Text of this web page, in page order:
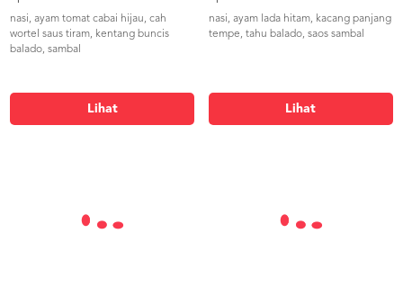
nasi, ayam tomat cabai hijau, cah
wortel saus tiram, kentang buncis
balado, sambal
Lihat
nasi, ayam lada hitam, kacang panjang
tempe, tahu balado, saos sambal
Lihat